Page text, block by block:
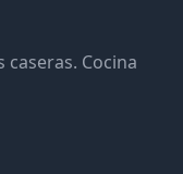
Cocina